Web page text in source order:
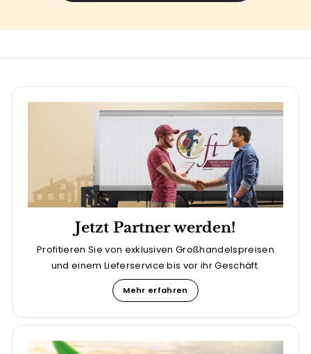
Jetzt Partner werden!
Profitieren Sie von exklusiven Großhandelspreisen
und einem Lieferservice bis vor ihr Geschäft.
Mehr erfahren